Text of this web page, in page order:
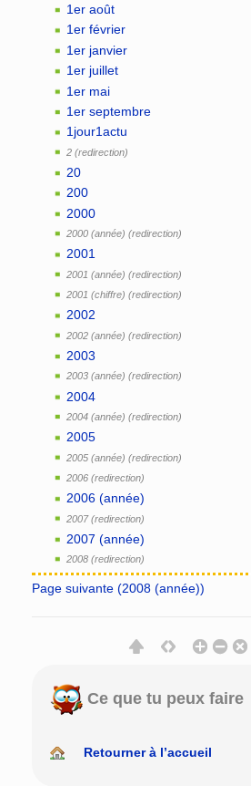
1er août
1er février
1er janvier
1er juillet
1er mai
1er septembre
1jour1actu
2
20
200
2000
2000 (année)
2001
2001 (année)
2001 (chiffre)
2002
2002 (année)
2003
2003 (année)
2004
2004 (année)
2005
2005 (année)
2006
2006 (année)
2007
2007 (année)
2008
Page suivante (2008 (année))
Ce que tu peux faire
Retourner à l’accueil